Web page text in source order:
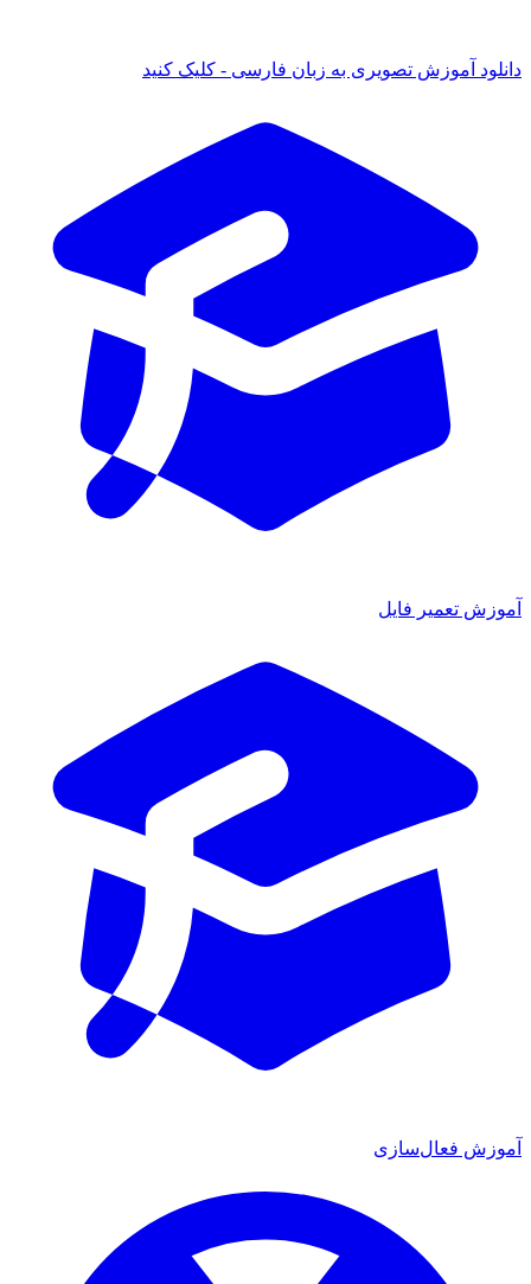
دانلود آموزش تصویری به زبان فارسی - کلیک کنید
آموزش تعمیر فایل
آموزش فعال‌سازی